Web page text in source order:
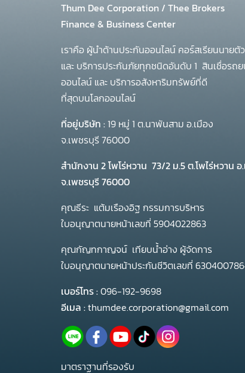
Thum Dee Corporation / Thee Brokers
Finance & Business Center
เราคือ ผู้นำด้านประกันออนไลน์ คอร์สเรียนนายตั
และ บริการประกันภัยทุกชนิดอันดับ 1 สินเชื่อรถ
ออนไลน์ และ บริการอสังหาริมทรัพย์ที่ดี
ที่สุดบนโลกออนไลน์
ที่อยู่บริษัท :19 หมู่ 1 ต.นาพันสาม อ.เมือง
จ.เพชรบุรี 76000
สำนักงาน 2 โพโร่หวาน 73/2 ม.5 ต.โพไร่หวาน อ
จ.เพชรบุรี 76000
คุณธีระ แต้มเรืองอิฐ กรรมการบริหาร
ใบอนุญาตนายหน้าเลขที่ 5904022863
คุณกัญทกาญจน์ เทียบน้ำอ่าง ผู้จัดการ
ใบอนุญาตนายหน้าประกันชีวิตเลขที่
เบอร์โทร :096-192-9698
อีเมล :thumdee.corporation@gmail.com
มาตราฐานที่รองรับ